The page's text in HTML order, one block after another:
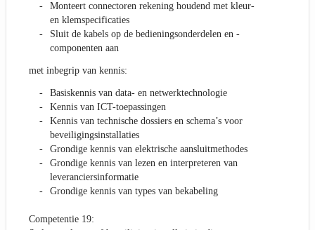
Monteert connectoren rekening houdend met kleur-
en klemspecificaties
Sluit de kabels op de bedieningsonderdelen en -
componenten aan
met inbegrip van kennis:
Basiskennis van data- en netwerktechnologie
Kennis van ICT-toepassingen
Kennis van technische dossiers en schema’s voor
beveiligingsinstallaties
Grondige kennis van elektrische aansluitmethodes
Grondige kennis van lezen en interpreteren van
leveranciersinformatie
Grondige kennis van types van bekabeling
Competentie 19: